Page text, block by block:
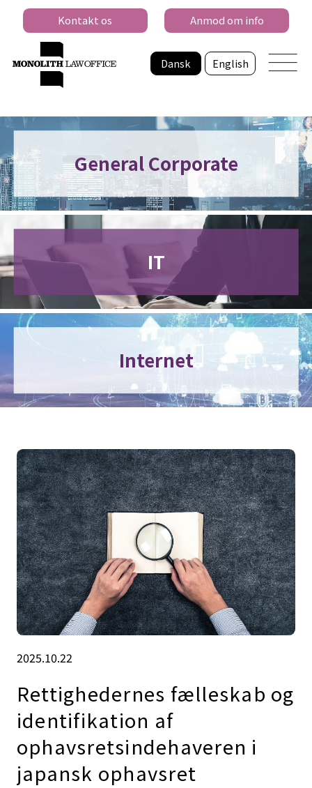
Dansk English
Kontakt os Anmod om info
General Corporate
IT
Internet
2025.10.22
Rettighedernes fælleskab og
identifikation af
ophavsretsindehaveren i
japansk ophavsret